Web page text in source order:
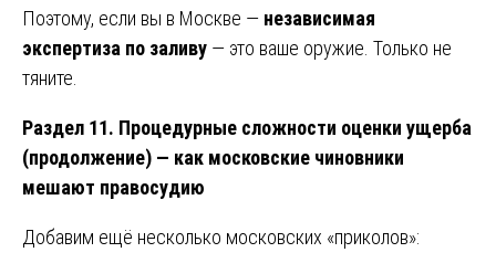
Поэтому, если вы в Москве — независимая
экспертиза по заливу — это ваше оружие. Только не
тяните.
Раздел 11. Процедурные сложности оценки ущерба
(продолжение) — как московские чиновники
мешают правосудию
Добавим ещё несколько московских «приколов»: